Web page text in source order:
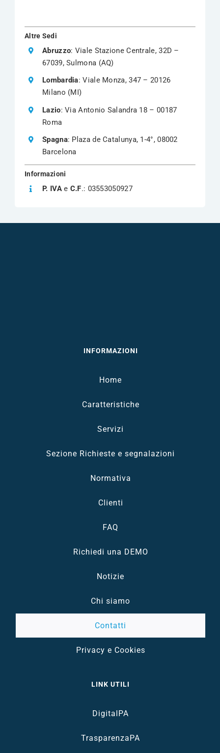
Altre Sedi
Abruzzo: Viale Stazione Centrale, 32D –
67039, Sulmona (AQ)
Lombardia: Viale Monza, 347 – 20126
Milano (MI)
Lazio: Via Antonio Salandra 18 – 00187
Roma
Spagna: Plaza de Catalunya, 1-4°, 08002
Barcelona
Informazioni
P. IVAe C.F.: 03553050927
INFORMAZIONI
Home
Caratteristiche
Servizi
Sezione Richieste e segnalazioni
Normativa
Clienti
FAQ
Richiedi una DEMO
Notizie
Chi siamo
Contatti
Privacy e Cookies
LINK UTILI
DigitalPA
TrasparenzaPA